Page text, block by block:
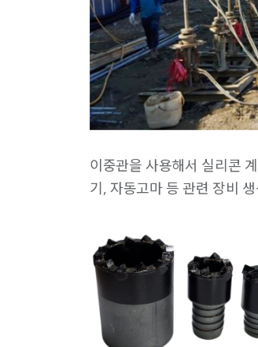
이중관을 사용해서 실리콘
기, 자동고마 등 관련 장비